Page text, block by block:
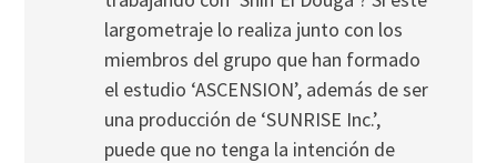
largometraje lo realiza junto con los
miembros del grupo que han formado
el estudio ‘ASCENSION’, además de ser
una producción de ‘SUNRISE Inc.’,
puede que no tenga la intención de